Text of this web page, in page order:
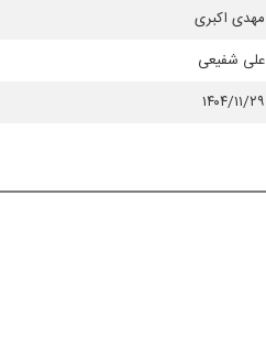
مهدی اکبری
علی شفیعی
۱۴۰۴/۱۱/۲۹